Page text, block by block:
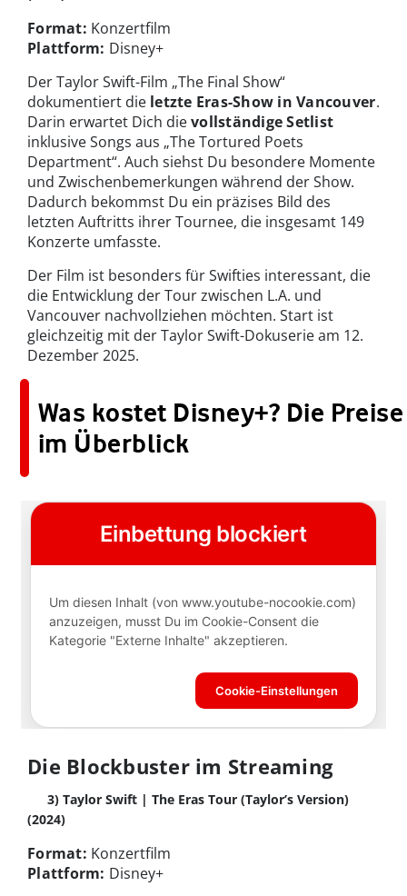
Format: Konzertfilm
Plattform: Disney+
Der Taylor Swift-Film „The Final Show“
dokumentiert die letzte Eras-Show in Vancouver.
Darin erwartet Dich dievollständige Setlist
inklusive Songs aus „The Tortured Poets
Department“. Auch siehst Du besondere Momente
und Zwischenbemerkungen während der Show.
Dadurch bekommst Du ein präzises Bild des
letzten Auftritts ihrer Tournee, die insgesamt 149
Konzerte umfasste.
Der Film ist besonders für Swifties interessant, die
die Entwicklung der Tour zwischen L.A. und
Vancouver nachvollziehen möchten. Start ist
gleichzeitig mit der Taylor Swift-Dokuserie am 12.
Dezember 2025.
Was kostet Disney+? Die Preise
im Überblick
Die Blockbuster im Streaming
3) Taylor Swift | The Eras Tour (Taylor’s Version)
(2024)
Format: Konzertfilm
Plattform: Disney+